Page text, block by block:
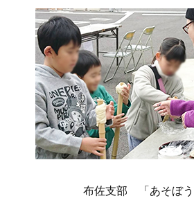
布佐支部 「あそぼう